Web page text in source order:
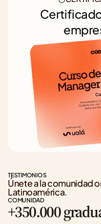
TESTIMONIOS
Únete a la comunidad
Latinoamérica.
COMUNIDAD
+350.000